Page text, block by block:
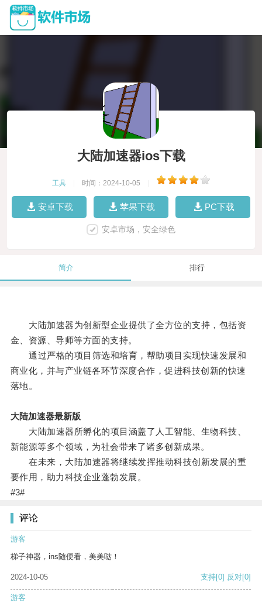
大陆加速器ios下载
工具 时间：2024-10-05
安卓下载 苹果下载 PC下载
安卓市场，安全绿色
简介 排行
大陆加速器为创新型企业提供了全方位的支持，包括资
金、资源、导师等方面的支持。
通过严格的项目筛选和培育，帮助项目实现快速发展和
商业化，并与产业链各环节深度合作，促进科技创新的快速
落地。
大陆加速器最新版
大陆加速器所孵化的项目涵盖了人工智能、生物科技、
新能源等多个领域，为社会带来了诸多创新成果。
在未来，大陆加速器将继续发挥推动科技创新发展的重
要作用，助力科技企业蓬勃发展。
#3#
评论
游客
梯子神器，ins随便看，美美哒！
2024-10-05 支持[0] 反对[0]
游客